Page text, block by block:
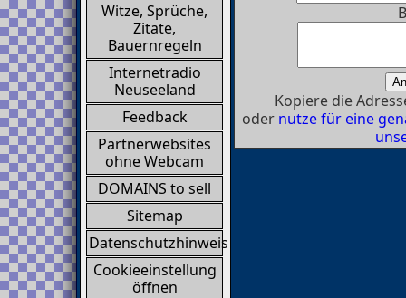
Witze, Sprüche,
Zitate,
Bauernregeln
Internetradio
Neuseeland
Feedback
Partnerwebsites
ohne Webcam
DOMAINS to sell
Sitemap
Datenschutzhinweis
Cookieeinstellung
öffnen
Kopiere die
oder nutze für eine